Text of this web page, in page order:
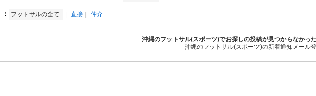
： フットサルの全て 直接 仲介
沖縄のフットサル(スポーツ)でお探しの投稿が見つからなかっ
沖縄のフットサル(スポーツ)の新着通知メール